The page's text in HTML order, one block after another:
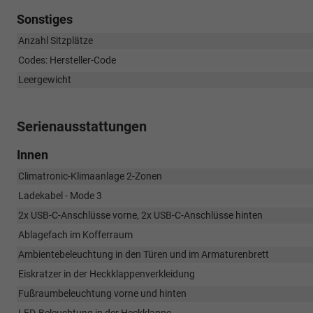
Sonstiges
Anzahl Sitzplätze
Codes: Hersteller-Code
Leergewicht
Serienausstattungen
Innen
Climatronic-Klimaanlage 2-Zonen
Ladekabel - Mode 3
2x USB-C-Anschlüsse vorne, 2x USB-C-Anschlüsse hinten
Ablagefach im Kofferraum
Ambientebeleuchtung in den Türen und im Armaturenbrett
Eiskratzer in der Heckklappenverkleidung
Fußraumbeleuchtung vorne und hinten